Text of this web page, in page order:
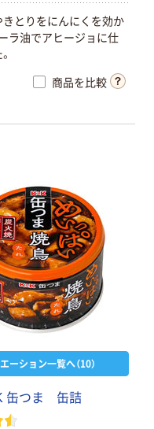
きとりをにんにくを効か
ラ油でアヒージョに仕
商品を比較
ーション一覧へ（10）
缶つま 缶詰